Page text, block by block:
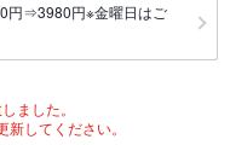
円⇒3980円※金曜日はご
ました。
してください。